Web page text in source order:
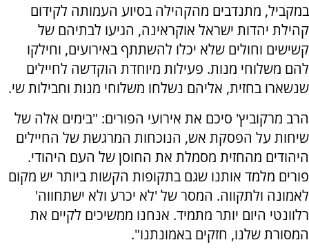
במקביל, מתנדבים מהקהילה בסיוע העמותה לקידום
קהילת יהדות ישראל אוקראינה, הגיעו לבתיהם של
קשישים וחולים שלא יכלו להשתתף באירועים, וחילקו
להם משלוחי מנות. פעילות מיוחדת הוקדשה לחיילים
שנשארו בחזית, אליהם נשלחו משלוחי מנות וחבילות שי.
הרב מרקוביץ' סיכם את אירועי הפורים: "בימים אלה של
שיחות על הפסקת אש, הנוכחות המרגשת של החיילים
היהודים מהחזית מסמלת את החוסן של העם היהודי.
פורים מלמד אותנו שגם בתקופות הקשות ביותר יש מקום
לאמונה ולתקווה. המסר של 'לא יכרע ולא ישתחווה'
רלוונטי היום יותר מתמיד. אנחנו ממשיכים לקיים את
המסורת שלנו, חזקים באמונתנו".